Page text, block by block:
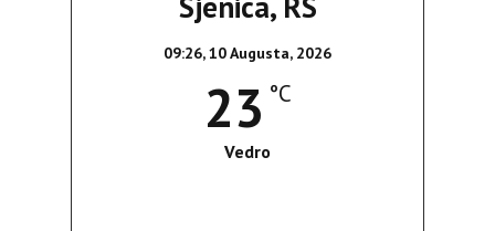
09:26,10 Augusta, 2026
23 °C
Vedro